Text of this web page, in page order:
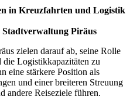
in Kreuzfahrten und Logistik
zielen darauf ab, seine Rolle
die Logistikkapazitäten zu
eine stärkere Position als
und einer breiteren Streuung
andere Reiseziele führen.